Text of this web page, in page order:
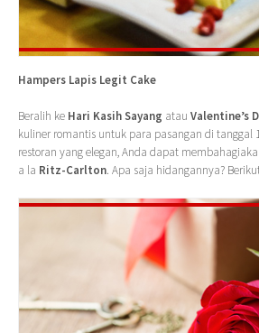
Hampers Lapis Legit Cake
Beralih ke Hari Kasih Sayang atau Valentine’s
kuliner romantis untuk para pasangan di tanggal
restoran yang elegan, Anda dapat
a la Ritz-Carlton. Apa saja hidangannya?